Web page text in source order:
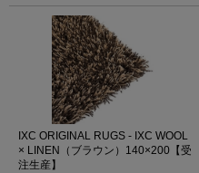
IXC ORIGINAL RUGS - IXC WOOL
× LINEN（ブラウン）140×200【受
注生産】